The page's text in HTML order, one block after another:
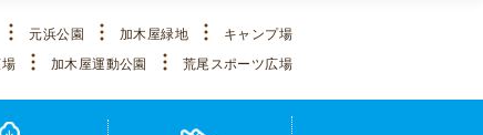
元浜公園 加木屋緑地
キャンプ場
加木屋運動公園 荒尾スポーツ広場